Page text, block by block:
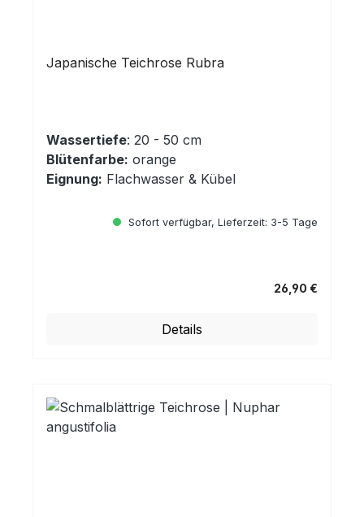
Japanische Teichrose Rubra
Wassertiefe: 20 - 50 cm
Blütenfarbe: orange
Eignung: Flachwasser & Kübel
Sofort verfügbar, Lieferzeit: 3-5 Tage
26,90 €
Details